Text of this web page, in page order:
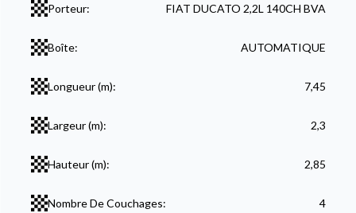
Porteur: FIAT DUCATO 2,2L 140CH BVA
Boîte: AUTOMATIQUE
Longueur (m): 7,45
Largeur (m): 2,3
Hauteur (m): 2,85
Nombre De Couchages: 4